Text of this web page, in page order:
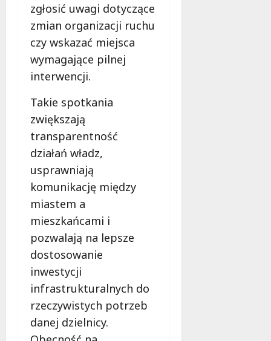
zgłosić uwagi dotyczące
zmian organizacji ruchu
czy wskazać miejsca
wymagające pilnej
interwencji.
Takie spotkania
zwiększają
transparentność
działań władz,
usprawniają
komunikację między
miastem a
mieszkańcami i
pozwalają na lepsze
dostosowanie
inwestycji
infrastrukturalnych do
rzeczywistych potrzeb
danej dzielnicy.